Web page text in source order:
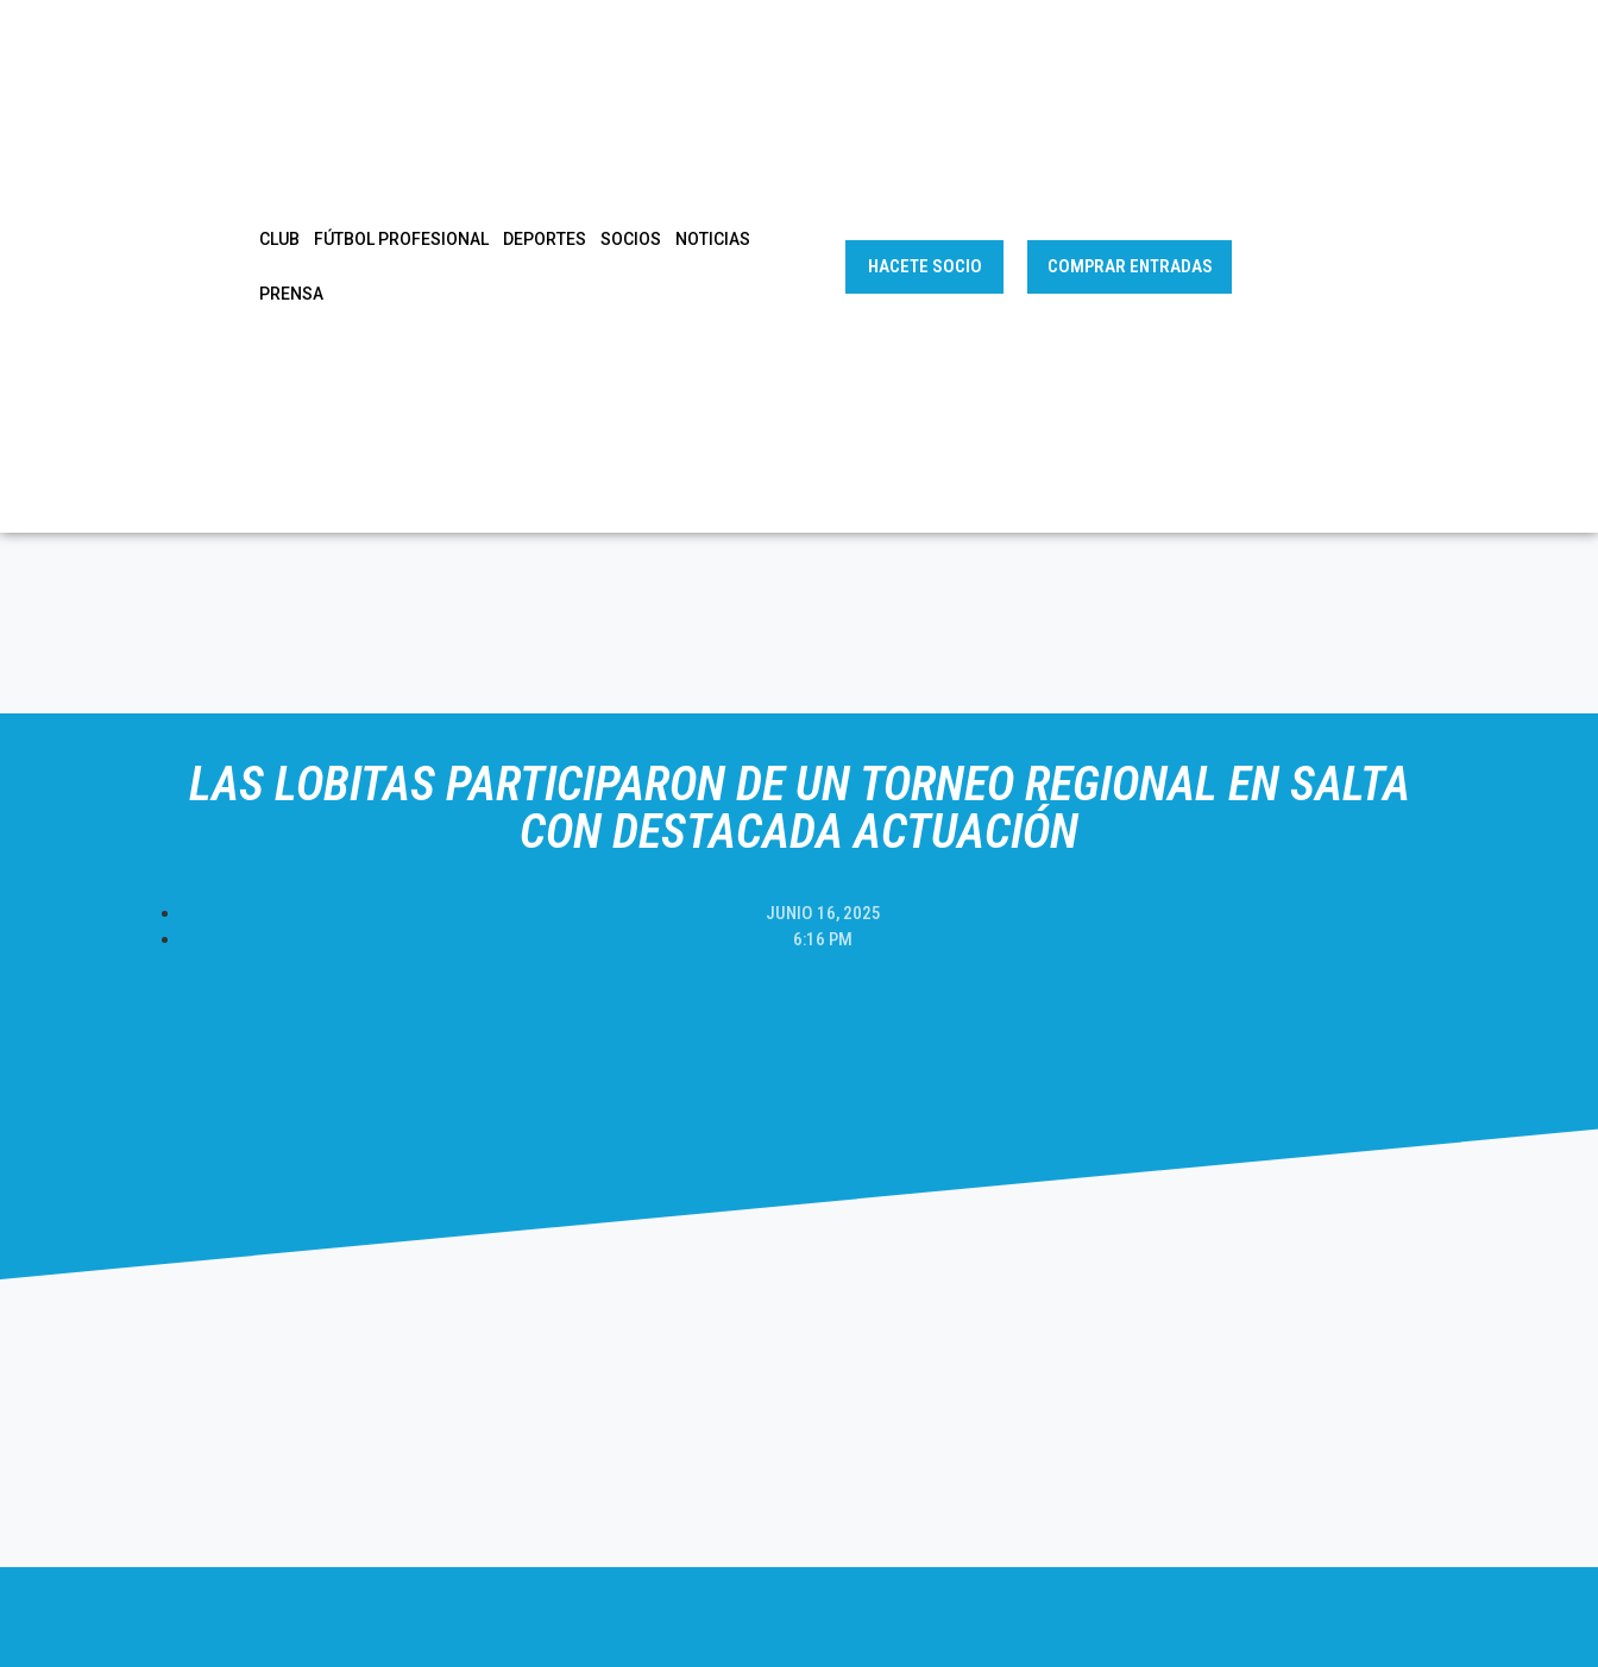
CLUB FÚTBOL PROFESIONAL DEPORTES SOCIOS NOTICIAS
PRENSA
HACETE SOCIO COMPRAR ENTRADAS
LAS LOBITAS PARTICIPARON DE UN TORNEO REGIONAL EN SALTA
CON DESTACADA ACTUACIÓN
JUNIO 16, 2025
6:16 PM